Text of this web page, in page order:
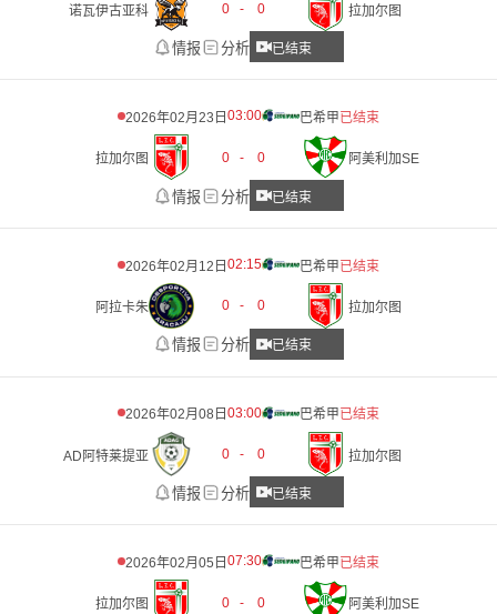
诺瓦伊古亚科 0 - 0 拉加尔图
情报 分析 已结束
2026年02月23日 03:00 巴希甲已结束
拉加尔图 0 - 0 阿美利加SE
情报 分析 已结束
2026年02月12日 02:15 巴希甲已结束
阿拉卡朱 0 - 0 拉加尔图
情报 分析 已结束
2026年02月08日 03:00 巴希甲已结束
AD阿特莱提亚 0 - 0 拉加尔图
情报 分析 已结束
2026年02月05日 07:30 巴希甲已结束
拉加尔图 0 - 0 阿美利加SE